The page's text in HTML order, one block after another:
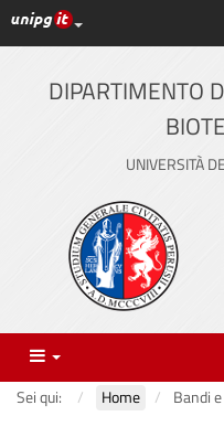
Vai
al
contenuto
principale
Link ai principali
DIPARTIMENTO
UNIVERSITÀ
Menu
Sei qui: Home Bandi